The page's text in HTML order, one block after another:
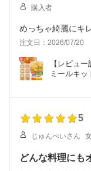
購入者
めっちゃ綺麗にキ
注文日：2026/07/20
【レビュ
ミールキ
袋) 200g×6袋
5
じゅんべいさん
どんな料理にも